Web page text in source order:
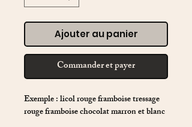
Ajouter au panier
Commander et payer
Exemple : licol rouge framboise tressage
rouge framboise chocolat marron et blanc